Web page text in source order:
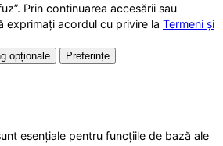
Prin continuarea accesării sau
exprimați acordul cu privire la Termeni și
opționale
Preferințe
esențiale pentru funcțiile de bază ale